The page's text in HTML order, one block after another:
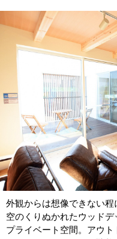
外観からは想像できない程
空のくりぬかれたウッド
プライベート空間。アウト